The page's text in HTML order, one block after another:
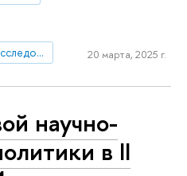
Институт статистических исследований и экономики знаний
20 марта, 2025 г.
научно-
в II